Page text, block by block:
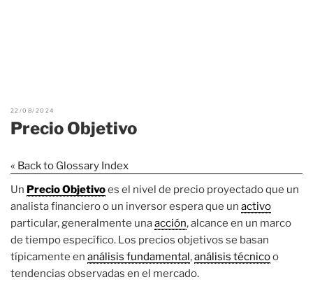
22/08/2024
Precio Objetivo
« Back to Glossary Index
Un Precio Objetivoes el nivel de precio proyectado que un
analista financiero o un inversor espera que un activo
particular, generalmente unaacción, alcance en un marco
de tiempo específico. Los precios objetivos se basan
típicamente en análisis fundamental,análisis técnicoo
tendencias observadas en el mercado.